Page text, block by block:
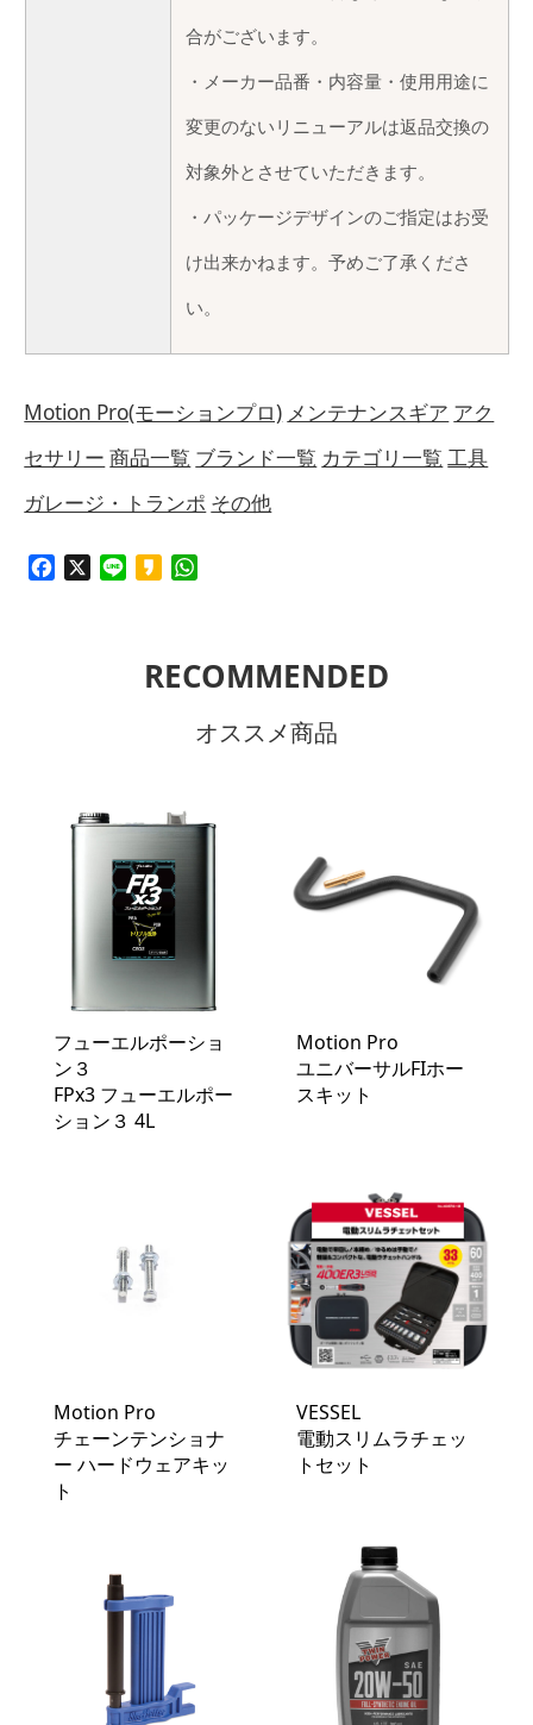
合がございます。
・メーカー品番・内容量・使用用途に
変更のないリニューアルは返品交換の
対象外とさせていただきます。
・パッケージデザインのご指定はお受
け出来かねます。予めご了承くださ
い。
Motion Pro(モーションプロ) メンテナンスギア アク
セサリー 商品一覧 ブランド一覧 カテゴリ一覧 工具
ガレージ・トランポ その他
Facebook Line Kakao
RECOMMENDED
オススメ商品
フューエルポーショ
ン３
FPx3 フューエルポー
ション３ 4L
Motion Pro
ユニバーサルFIホー
スキット
Motion Pro
チェーンテンショナ
ー ハードウェアキッ
ト
VESSEL
電動スリムラチェッ
トセット